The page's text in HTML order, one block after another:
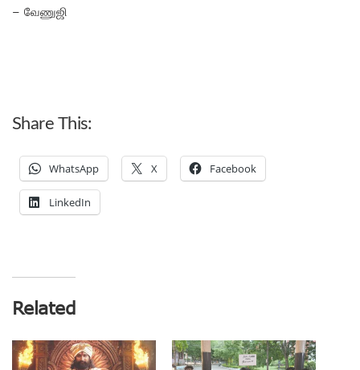
– வேணுஜி
Share This:
WhatsApp X Facebook
LinkedIn
Related